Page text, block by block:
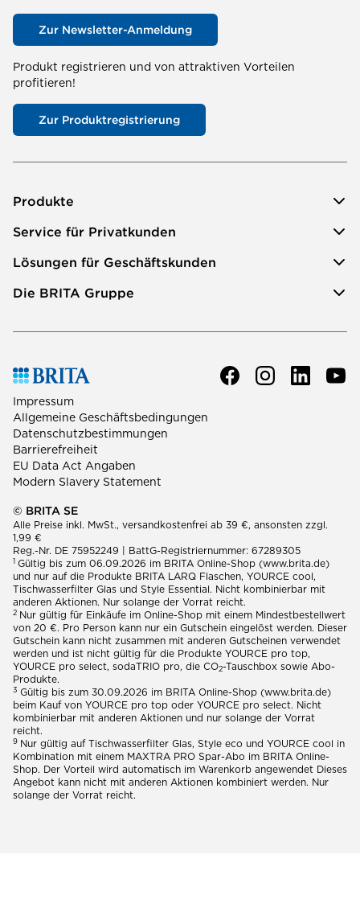
Zur Newsletter-Anmeldung
Produkt registrieren und von attraktiven Vorteilen
profitieren!
Zur Produktregistrierung
Produkte
Service für Privatkunden
Lösungen für Geschäftskunden
Die BRITA Gruppe
Impressum
Allgemeine Geschäftsbedingungen
Datenschutzbestimmungen
Barrierefreiheit
EU Data Act Angaben
Modern Slavery Statement
© BRITA SE
Alle Preise inkl. MwSt., versandkostenfrei ab 39 €, ansonsten zzgl.
1,99 €
Reg.-Nr. DE 75952249 | BattG-Registriernummer: 67289305
1 Gültig bis zum 06.09.2026 im BRITA Online-Shop (www.brita.de)
und nur auf die Produkte BRITA LARQ Flaschen, YOURCE cool,
Tischwasserfilter Glas und Style Essential. Nicht kombinierbar mit
anderen Aktionen. Nur solange der Vorrat reicht.
2 Nur gültig für Einkäufe im Online-Shop mit einem Mindestbestellwert
von 20 €. Pro Person kann nur ein Gutschein eingelöst werden. Dieser
Gutschein kann nicht zusammen mit anderen Gutscheinen verwendet
werden und ist nicht gültig für die Produkte YOURCE pro top,
YOURCE pro select, sodaTRIO pro, die CO2-Tauschbox sowie Abo-
Produkte.
3 Gültig bis zum 30.09.2026 im BRITA Online-Shop (www.brita.de)
beim Kauf von YOURCE pro top oder YOURCE pro select. Nicht
kombinierbar mit anderen Aktionen und nur solange der Vorrat
reicht.
9 Nur gültig auf Tischwasserfilter Glas, Style eco und YOURCE cool in
Kombination mit einem MAXTRA PRO Spar-Abo im BRITA Online-
Shop. Der Vorteil wird automatisch im Warenkorb angewendet Dieses
Angebot kann nicht mit anderen Aktionen kombiniert werden. Nur
solange der Vorrat reicht.